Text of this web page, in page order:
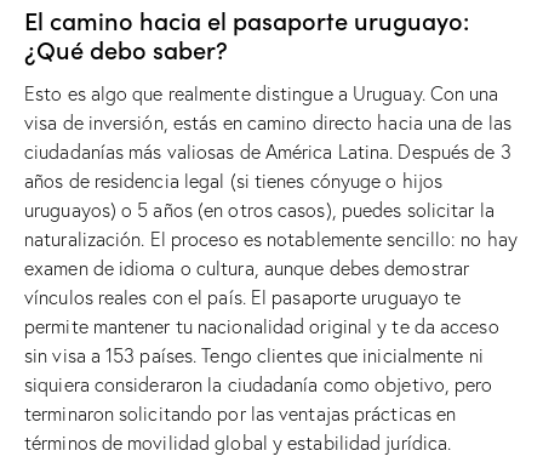
El camino hacia el pasaporte uruguayo:
¿Qué debo saber?
Esto es algo que realmente distingue a Uruguay. Con una
visa de inversión, estás en camino directo hacia una de las
ciudadanías más valiosas de América Latina. Después de 3
años de residencia legal (si tienes cónyuge o hijos
uruguayos) o 5 años (en otros casos), puedes solicitar la
naturalización. El proceso es notablemente sencillo: no hay
examen de idioma o cultura, aunque debes demostrar
vínculos reales con el país. El pasaporte uruguayo te
permite mantener tu nacionalidad original y te da acceso
sin visa a 153 países. Tengo clientes que inicialmente ni
siquiera consideraron la ciudadanía como objetivo, pero
terminaron solicitando por las ventajas prácticas en
términos de movilidad global y estabilidad jurídica.